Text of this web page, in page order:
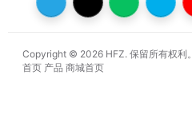
Copyright © 2026 HFZ. 保留所有权利。
首页 产品 商城首页